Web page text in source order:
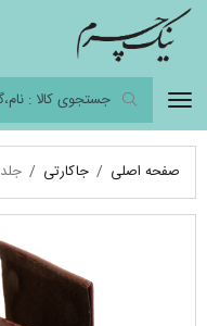
صفحه اصلی جاکارتی